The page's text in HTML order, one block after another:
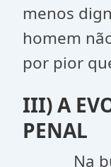
menos
homem
por pior
III) A
PENAL
Na